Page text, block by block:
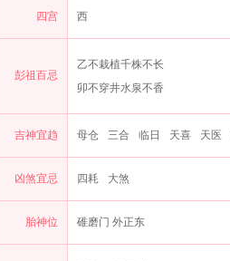
四宫 西
彭祖百忌
乙不栽植千株不长
卯不穿井水泉不香
吉神宜趋 母仓 三合 临日 天喜 天医
凶煞宜忌 四耗 大煞
胎神位 碓磨门 外正东